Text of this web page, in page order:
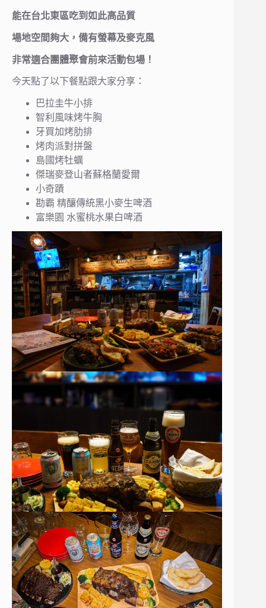
能在台北東區吃到如此高品質
場地空間夠大，備有螢幕及麥克風
非常適合團體聚會前來活動包場！
今天點了以下餐點跟大家分享：
巴拉圭牛小排
智利風味烤牛胸
牙買加烤肋排
烤肉派對拼盤
島國烤牡蠣
傑瑞麥登山者蘇格蘭愛爾
小奇蹟
勘霸 精釀傳統黑小麥生啤酒
富樂園 水蜜桃水果白啤酒